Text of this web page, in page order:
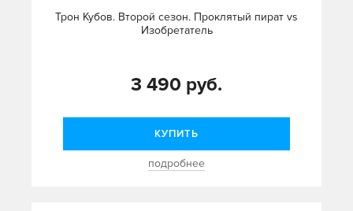
Трон Кубов. Второй сезон. Проклятый пират vs
Изобретатель
3 490 руб.
КУПИТЬ
подробнее